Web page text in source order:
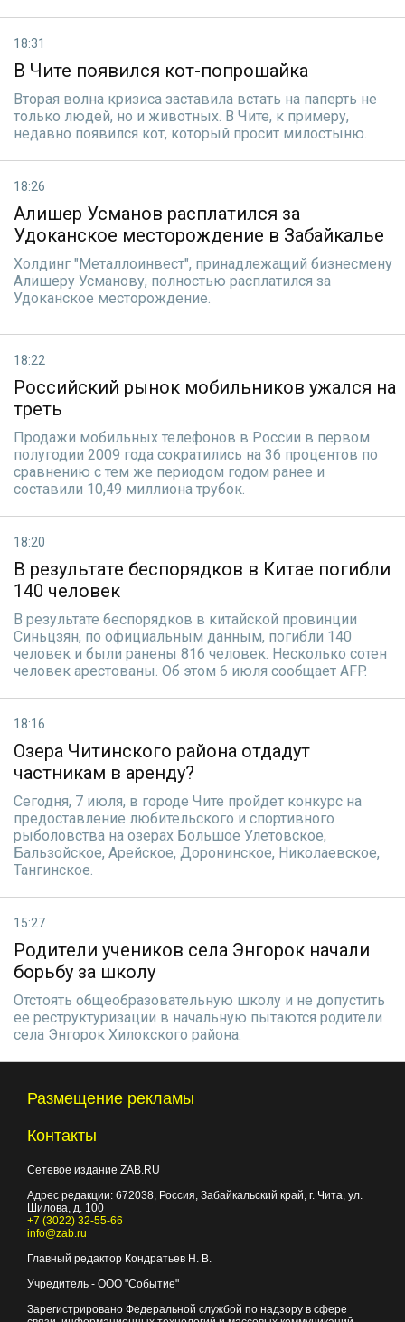
18:31
В Чите появился кот-попрошайка
Вторая волна кризиса заставила встать на паперть не
только людей, но и животных. В Чите, к примеру,
недавно появился кот, который просит милостыню.
18:26
Алишер Усманов расплатился за
Удоканское месторождение в Забайкалье
Холдинг "Металлоинвест", принадлежащий бизнесмену
Алишеру Усманову, полностью расплатился за
Удоканское месторождение.
18:22
Российский рынок мобильников ужался на
треть
Продажи мобильных телефонов в России в первом
полугодии 2009 года сократились на 36 процентов по
сравнению с тем же периодом годом ранее и
составили 10,49 миллиона трубок.
18:20
В результате беспорядков в Китае погибли
140 человек
В результате беспорядков в китайской провинции
Синьцзян, по официальным данным, погибли 140
человек и были ранены 816 человек. Несколько сотен
человек арестованы. Об этом 6 июля сообщает AFP.
18:16
Озера Читинского района отдадут
частникам в аренду?
Сегодня, 7 июля, в городе Чите пройдет конкурс на
предоставление любительского и спортивного
рыболовства на озерах Большое Улетовское,
Бальзойское, Арейское, Доронинское, Николаевское,
Тангинское.
15:27
Родители учеников села Энгорок начали
борьбу за школу
Отстоять общеобразовательную школу и не допустить
ее реструктуризации в начальную пытаются родители
села Энгорок Хилокского района.
Размещение рекламы
Контакты
Сетевое издание ZAB.RU
Адрес редакции: 672038, Россия, Забайкальский край, г. Чита, ул.
Шилова, д. 100
+7 (3022) 32-55-66
info@zab.ru
Главный редактор Кондратьев Н. В.
Учредитель - ООО "Событие"
Зарегистрировано Федеральной службой по надзору в сфере